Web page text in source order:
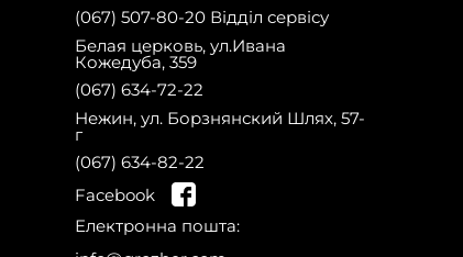
(067) 507-80-20 Відділ сервісу
Белая церковь, ул.Ивана
Кожедуба, 359
(067) 634-72-22
Нежин, ул. Борзнянский Шлях, 57-
г
(067) 634-82-22
Facebook
Електронна пошта:
Зарегистрируйся